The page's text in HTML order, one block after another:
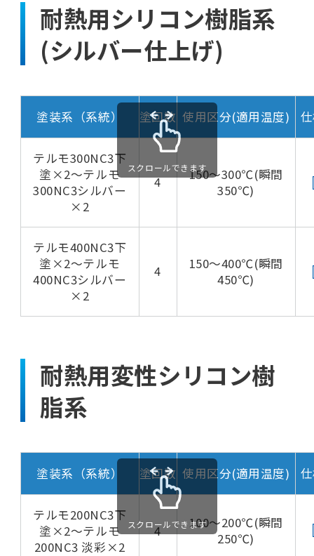
耐熱用シリコン樹脂系
(シルバー仕上げ)
塗装系（系統） 塗回数 使用区分(適用温度)
テルモ300NC3下
塗×2～テルモ
300NC3シルバー
×2
4
150～300℃(瞬間
350℃)
テルモ400NC3下
塗×2～テルモ
400NC3シルバー
×2
4
150～400℃(瞬間
450℃)
スクロールできます
耐熱用変性シリコン樹
脂系
塗装系（系統） 塗回数 使用区分(適用温度)
テルモ200NC3下
塗×2～テルモ
200NC3 淡彩×2
4
100～200℃(瞬間
250℃)
スクロールできます